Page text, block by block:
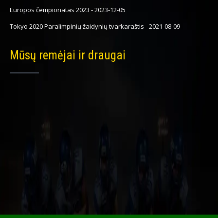
Europos čempionatas 2023 -2023-12-05
Tokyo 2020 Paralimpinių žaidynių tvarkaraštis -2021-08-09
Mūsų remėjai ir draugai